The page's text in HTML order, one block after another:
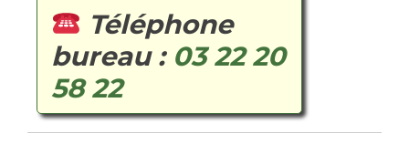
Téléphone
bureau : 03 22 20
58 22